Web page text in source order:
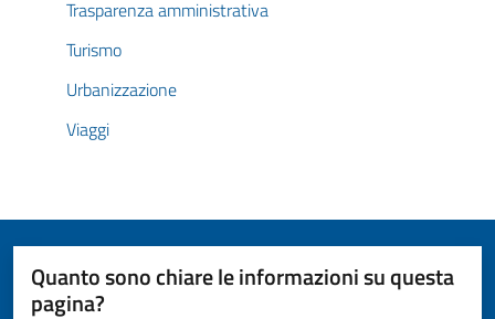
Trasparenza amministrativa
Turismo
Urbanizzazione
Viaggi
Quanto sono chiare le informazioni su questa
pagina?